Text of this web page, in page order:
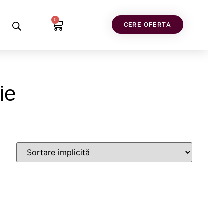
0
CERE OFERTA